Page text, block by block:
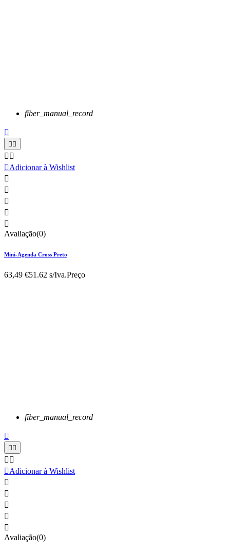
fiber_manual_record


 
Adicionar à Wishlist





Avaliação(0)
Mini-Agenda Cross Preto
63,49 €51.62 s/Iva.Preço
fiber_manual_record


 
Adicionar à Wishlist





Avaliação(0)